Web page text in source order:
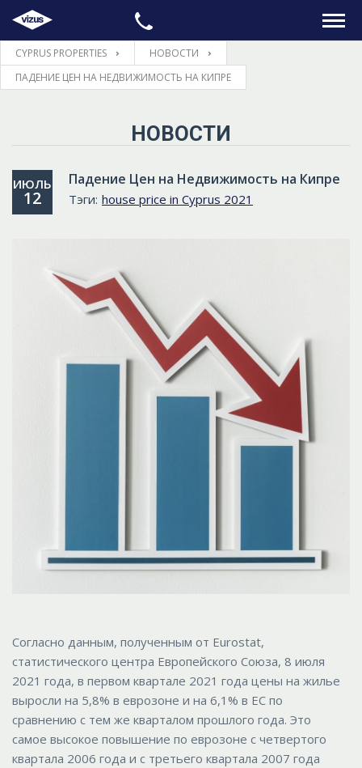
ГЛАВНАЯ
ИНФОРМАЦИЯ
ЯЗЫК
CYPRUS PROPERTIES
НОВОСТИ
ПАДЕНИЕ ЦЕН НА НЕДВИЖИМОСТЬ НА КИПРЕ
НОВОСТИ
ИЮЛЬ
12
Падение Цен на Недвижимость на Кипре
Тэги: house price in Cyprus 2021
Согласно данным, полученным от Eurostat,
статистического центра Европейского Союза, 8 июля
2021 года, в первом квартале 2021 года цены на жилье
выросли на 5,8% в еврозоне и на 6,1% в ЕС по
сравнению с тем же кварталом прошлого года. Это
самое высокое повышение по еврозоне с четвертого
квартала 2006 года и с третьего квартала 2007 года